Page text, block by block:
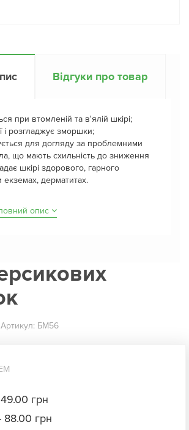
Відгуки про товар
при втомленій та в'ялій шкірі;
і розгладжує зморшки;
для догляду за проблемними
що мають схильність до зниження
шкірі здорового, гарного
екземах, дерматитах.
опис
Артикул: БМ56
грн
88.00 грн